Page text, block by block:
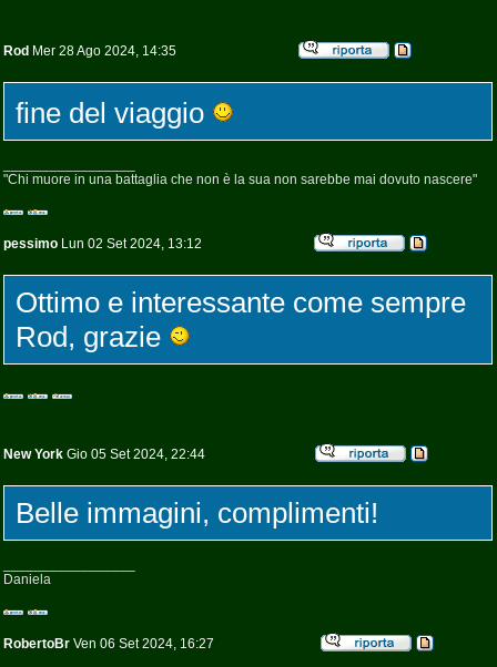
Rod Mer 28 Ago 2024, 14:35
fine del viaggio
"Chi muore in una battaglia che non è la sua non sarebbe mai dovuto nascere"
pessimo Lun 02 Set 2024, 13:12
Ottimo e interessante come sempre
Rod, grazie
New York Gio 05 Set 2024, 22:44
Belle immagini, complimenti!
Daniela
RobertoBr Ven 06 Set 2024, 16:27